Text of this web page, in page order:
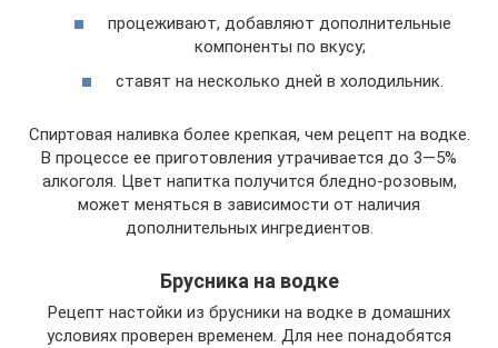
процеживают, добавляют дополнительные
компоненты по вкусу;
ставят на несколько дней в холодильник.
Спиртовая наливка более крепкая, чем рецепт на водке.
В процессе ее приготовления утрачивается до 3—5%
алкоголя. Цвет напитка получится бледно-розовым,
может меняться в зависимости от наличия
дополнительных ингредиентов.
Брусника на водке
Рецепт настойки из брусники на водке в домашних
условиях проверен временем. Для нее понадобятся